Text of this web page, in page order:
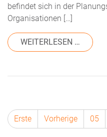
befindet sich in der
Organisationen […]
WEITERLESEN … FROM
Erste Vorherige 05